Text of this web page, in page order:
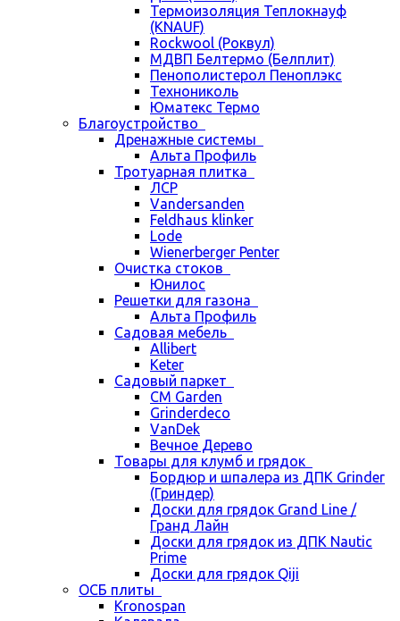
Термоизоляция Теплокнауф
(KNAUF)
Rockwool (Роквул)
МДВП Белтермо (Белплит)
Пенополистерол Пеноплэкс
Технониколь
Юматекс Термо
Благоустройство
Дренажные системы
Альта Профиль
Тротуарная плитка
ЛСР
Vandersanden
Feldhaus klinker
Lode
Wienerberger Penter
Очистка стоков
Юнилос
Решетки для газона
Альта Профиль
Садовая мебель
Allibert
Keter
Садовый паркет
CM Garden
Grinderdeco
VanDek
Вечное Дерево
Товары для клумб и грядок
Бордюр и шпалера из ДПК Grinder
(Гриндер)
Доски для грядок Grand Line /
Гранд Лайн
Доски для грядок из ДПК Nautic
Prime
Доски для грядок Qiji
ОСБ плиты
Kronospan